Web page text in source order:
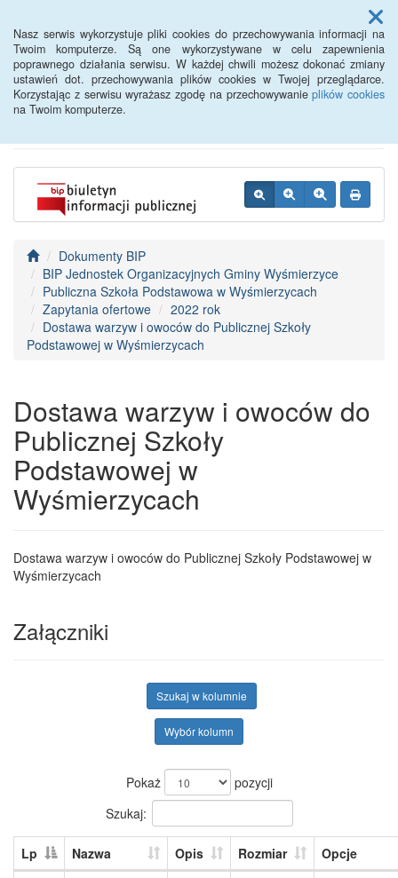
Nasz serwis wykorzystuje pliki cookies do przechowywania informacji na
Twoim komputerze. Są one wykorzystywane w celu zapewnienia
poprawnego działania serwisu. W każdej chwili możesz dokonać zmiany
ustawień dot. przechowywania plików cookies w Twojej przeglądarce.
Korzystając z serwisu wyrażasz zgodę na przechowywanieplików cookies
na Twoim komputerze.
Menu
BIP - Urząd Miejski
Wyśmierzyce
Dokumenty BIP
BIP Jednostek Organizacyjnych Gminy Wyśmierzyce
Publiczna Szkoła Podstawowa w Wyśmierzycach
Zapytania ofertowe
2022 rok
Dostawa warzyw i owoców do Publicznej Szkoły
Podstawowej w Wyśmierzycach
Dostawa warzyw i owoców do
Publicznej Szkoły
Podstawowej w
Wyśmierzycach
Dostawa warzyw i owoców do Publicznej Szkoły Podstawowej w
Wyśmierzycach
Załączniki
Szukaj w kolumnie
Wybór kolumn
Pokaż
pozycji
Szukaj:
Lp Nazwa Opis Rozmiar
Opcje